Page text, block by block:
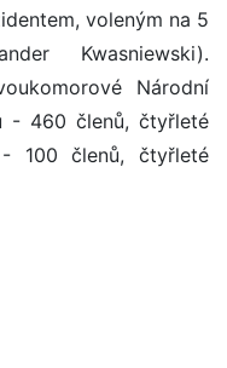
voleným na 5
Kwasniewski).
Národní
- 460 členů, čtyřleté
100 členů, čtyřleté